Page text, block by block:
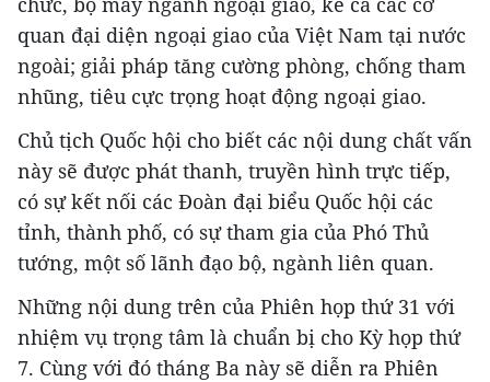
quan đại diện ngoại giao của Việt Nam tại nước
ngoài; giải pháp tăng cường phòng, chống tham
nhũng, tiêu cực trọng hoạt động ngoại giao.
Chủ tịch Quốc hội cho biết các nội dung chất vấn
này sẽ được phát thanh, truyền hình trực tiếp,
có sự kết nối các Đoàn đại biểu Quốc hội các
tỉnh, thành phố, có sự tham gia của Phó Thủ
tướng, một số lãnh đạo bộ, ngành liên quan.
Những nội dung trên của Phiên họp thứ 31 với
nhiệm vụ trọng tâm là chuẩn bị cho Kỳ họp thứ
7. Cùng với đó tháng Ba này sẽ diễn ra Phiên